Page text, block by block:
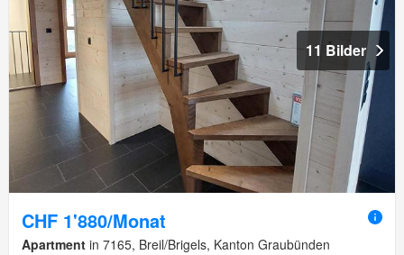
11 Bilder
CHF 1'880/Monat
Apartment in 7165, Breil/Brigels, Kanton Graubünden